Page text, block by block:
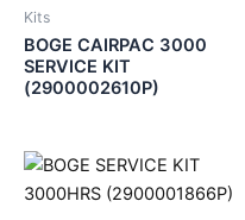
Kits
BOGE CAIRPAC 3000
SERVICE KIT
(2900002610P)